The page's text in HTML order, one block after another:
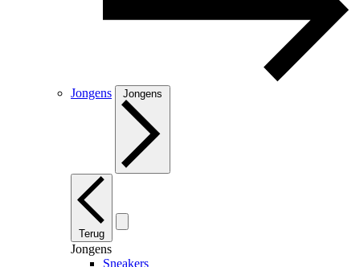
Jongens Jongens
Terug
Jongens
Sneakers